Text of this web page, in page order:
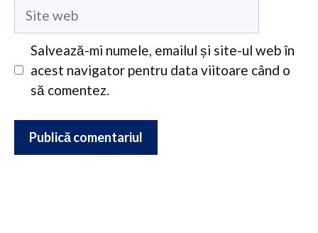
web
Salvează-mi numele, emailul și site-ul web în
acest navigator pentru data viitoare când o
să comentez.